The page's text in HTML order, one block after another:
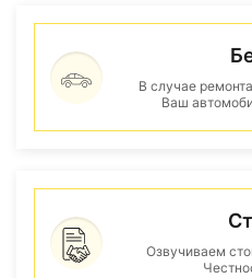
В случае
Ваш
Озвучиваем